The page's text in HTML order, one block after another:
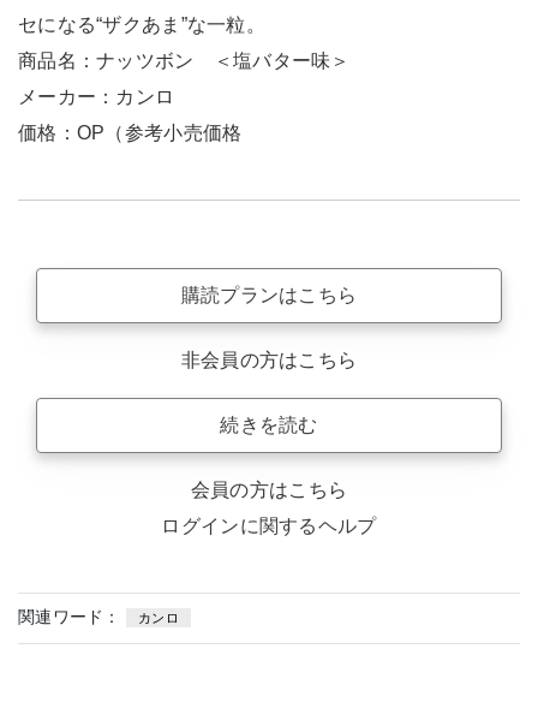
セになる“ザクあま”な一粒。
商品名：ナッツボン ＜塩バター味＞
メーカー：カンロ
価格：OP（参考小売価格
購読プランはこちら
非会員の方はこちら
続きを読む
会員の方はこちら
ログインに関するヘルプ
関連ワード： カンロ